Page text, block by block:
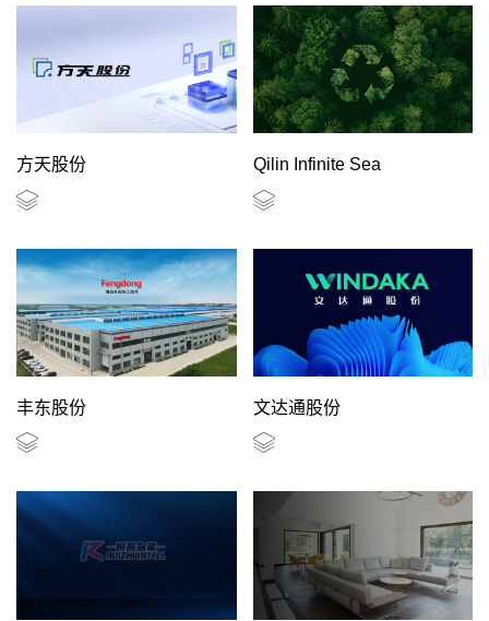
方天股份 Qilin Infinite Sea
丰东股份 文达通股份